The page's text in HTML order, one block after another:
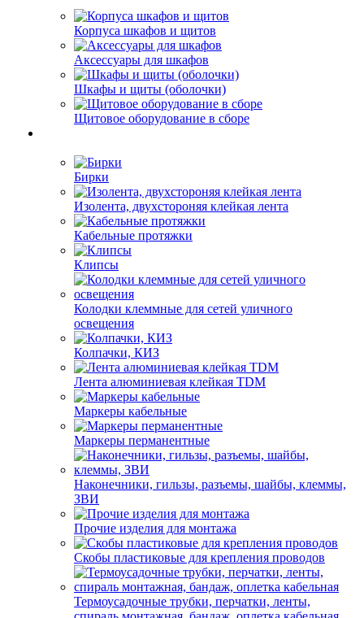
Корпуса шкафов и щитов
Аксессуары для шкафов
Шкафы и щиты (оболочки)
Щитовое оборудование в сборе
Бирки
Изолента, двухстороняя клейкая лента
Кабельные протяжки
Клипсы
Колодки клеммные для сетей уличного
освещения
Колпачки, КИЗ
Лента алюминиевая клейкая TDM
Маркеры кабельные
Маркеры перманентные
Наконечники, гильзы, разъемы, шайбы, клеммы,
ЗВИ
Прочие изделия для монтажа
Скобы пластиковые для крепления проводов
Термоусадочные трубки, перчатки, ленты,